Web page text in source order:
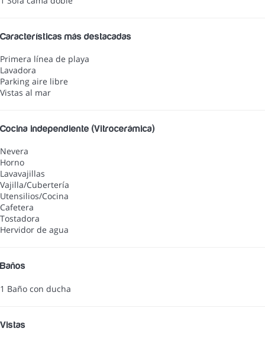
Características más destacadas
Primera línea de playa
Lavadora
Parking aire libre
Vistas al mar
Cocina independiente (Vitrocerámica)
Nevera
Horno
Lavavajillas
Vajilla/Cubertería
Utensilios/Cocina
Cafetera
Tostadora
Hervidor de agua
Baños
1 Baño con ducha
Vistas